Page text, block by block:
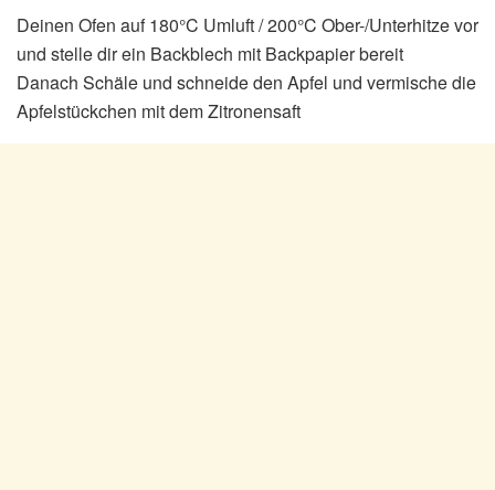
Deinen Ofen auf 180°C Umluft / 200°C Ober-/Unterhitze vor
und stelle dir ein Backblech mit Backpapier bereit
Danach Schäle und schneide den Apfel und vermische die
Apfelstückchen mit dem Zitronensaft